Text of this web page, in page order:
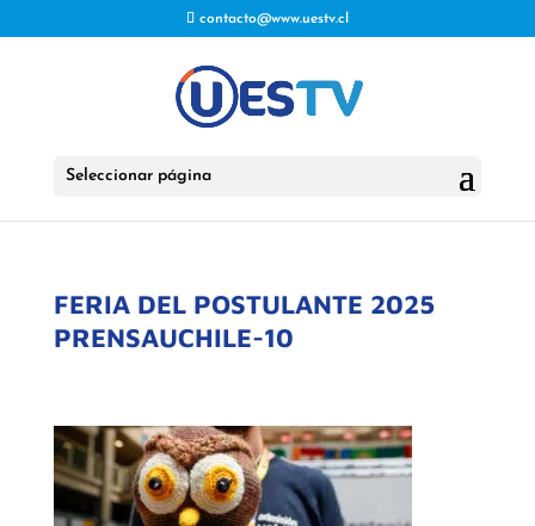
contacto@www.uestv.cl
Seleccionar página
FERIA DEL POSTULANTE 2025
PRENSAUCHILE-10